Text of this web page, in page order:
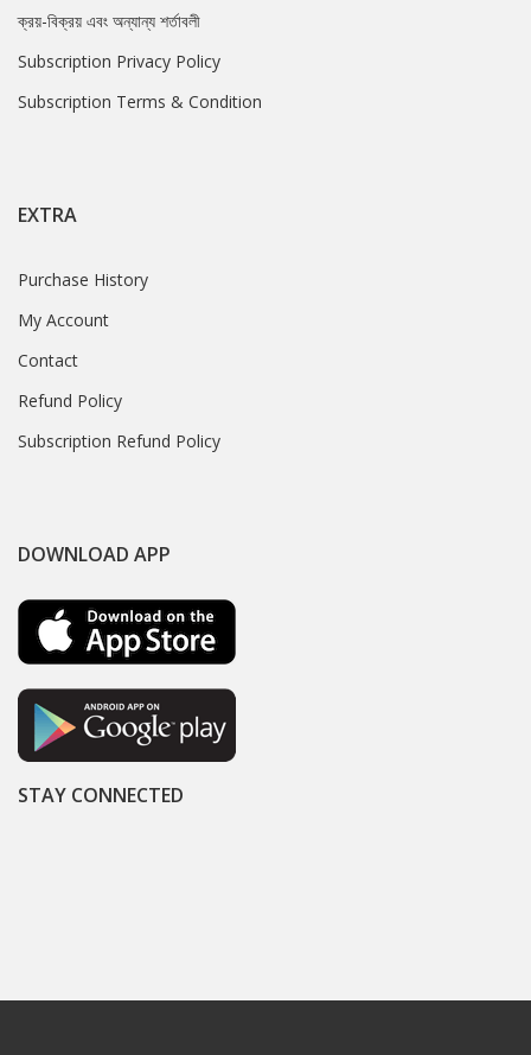
ক্রয়-বিক্রয় এবং অন্যান্য শর্তাবলী
Subscription Privacy Policy
Subscription Terms & Condition
EXTRA
Purchase History
My Account
Contact
Refund Policy
Subscription Refund Policy
DOWNLOAD APP
STAY CONNECTED